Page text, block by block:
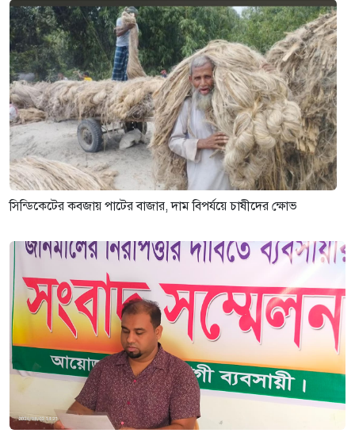
সিন্ডিকেটের কবজায় পাটের বাজার, দাম বিপর্যয়ে চাষীদের ক্ষোভ